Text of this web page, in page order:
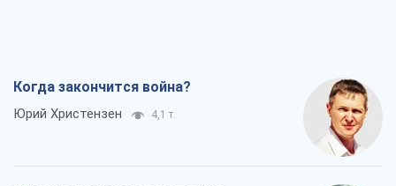
Когда закончится война?
Юрий Христензен 4,1 т.